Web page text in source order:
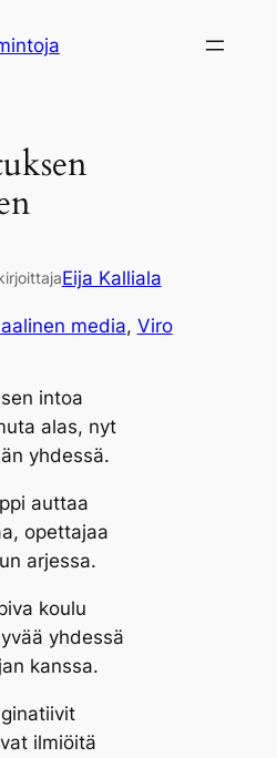
Eija Kalliala
media, Viro
intoa
alas, nyt
yhdessä.
auttaa
opettajaa
arjessa.
koulu
yhdessä
kanssa.
ilmiöitä